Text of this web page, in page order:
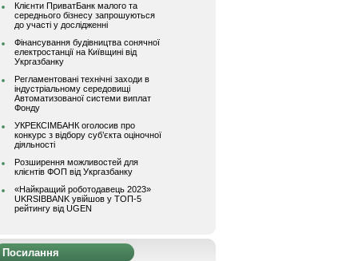
Клієнти ПриватБанк малого та
середнього бізнесу запрошуються
до участі у дослідженні
Фінансування будівництва сонячної
електростанції на Київщині від
Укргазбанку
Регламентовані технічні заходи в
індустріальному середовищі
Автоматизованої системи виплат
Фонду
УКРЕКСІМБАНК оголосив про
конкурс з відбору суб’єкта оціночної
діяльності
Розширення можливостей для
клієнтів ФОП від Укргазбанку
«Найкращий роботодавець 2023»
UKRSIBBANK увійшов у ТОП-5
рейтингу від UGEN
Посилання